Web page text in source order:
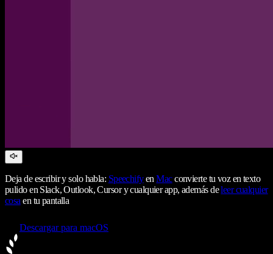
Deja de escribir y solo habla: SpeechifyenMacconvierte tu voz en texto
pulido en Slack, Outlook, Cursor y cualquier app, además deleer cualquier
cosa en tu pantalla
Descargar para macOS